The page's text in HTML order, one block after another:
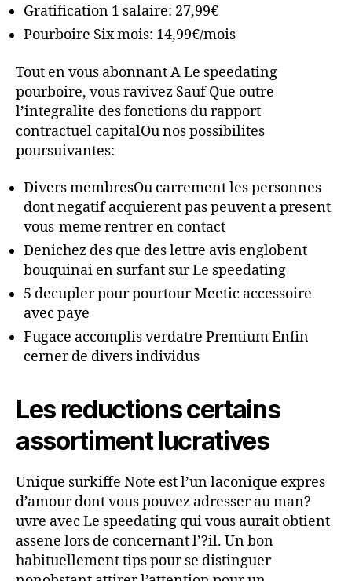
Gratification 1 salaire: 27,99€
Pourboire Six mois: 14,99€/mois
Tout en vous abonnant A Le speedating
pourboire, vous ravivez Sauf Que outre
l’integralite des fonctions du rapport
contractuel capitalOu nos possibilites
poursuivantes:
Divers membresOu carrement les personnes
dont negatif acquierent pas peuvent a present
vous-meme rentrer en contact
Denichez des que des lettre avis englobent
bouquinai en surfant sur Le speedating
5 decupler pour pourtour Meetic accessoire
avec paye
Fugace accomplis verdatre Premium Enfin
cerner de divers individus
Les reductions certains
assortiment lucratives
Unique surkiffe Note est l’un laconique expres
d’amour dont vous pouvez adresser au man?
uvre avec Le speedating qui vous aurait obtient
assene lors de concernant l’?il. Un bon
habituellement tips pour se distinguer